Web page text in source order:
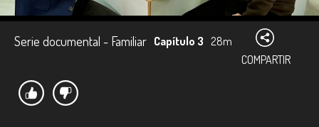
Serie documental - Familiar Capítulo 3 28m
COMPARTIR